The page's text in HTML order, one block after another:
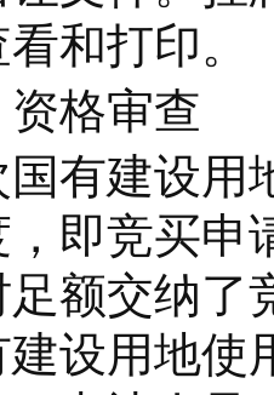
和打印。
格审查
建设用地
，即竞买申
额交纳了
设用地使